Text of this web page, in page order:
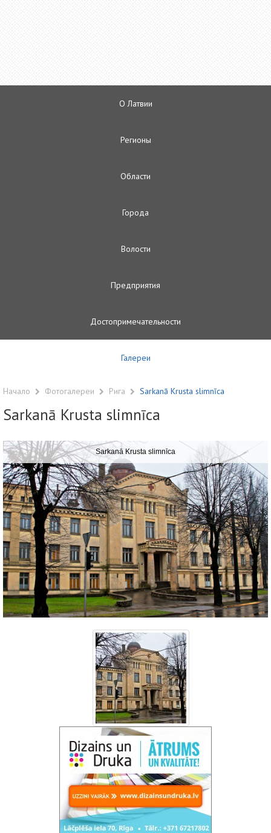
О Латвии
Регионы
Oбласти
Городa
Волости
Предприятия
Достопримечательности
Галереи
Начало Фотогалереи Рига Sarkanā Krusta slimnīca
Sarkanā Krusta slimnīca
Sarkanā Krusta slimnīca